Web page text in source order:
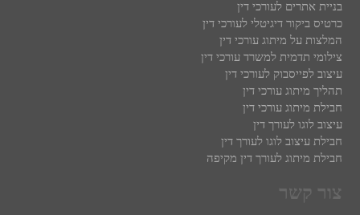
בניית אתרים לעורכי דין
כרטיס ביקור דיגיטלי לעורכי דין
המלצות על מיתוג עורכי דין
צילומי תדמית למשרד עורכי דין
עיצוב לפייסבוק לעורכי דין
תהליך מיתוג עורכי דין
חבילת מיתוג עורכי דין
עיצוב לוגו לעורך דין
חבילת עיצוב לוגו לעורך דין
חבילת מיתוג לעורך דין מקיפה
צור קשר